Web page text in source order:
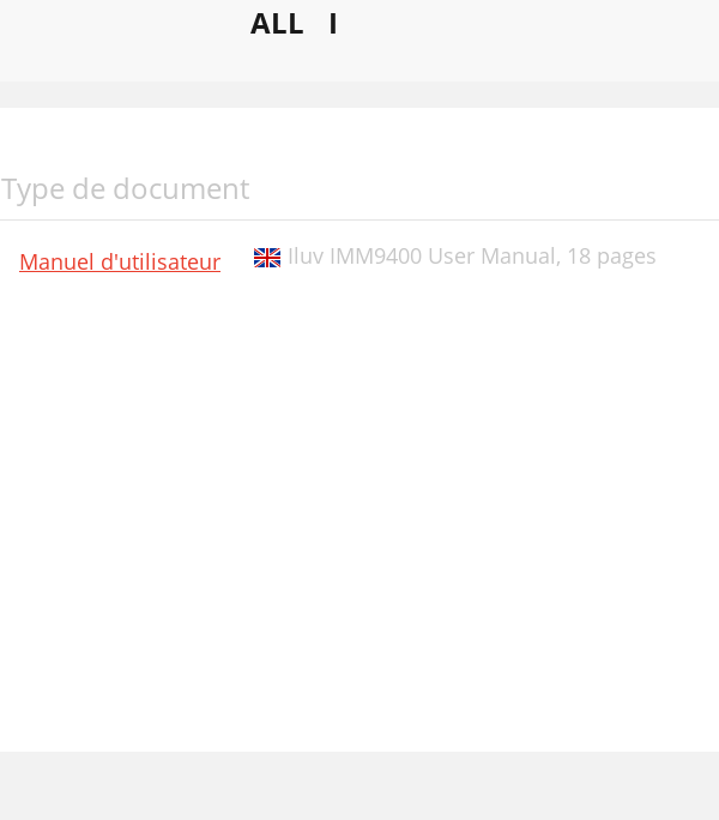
ALL I
Type de document
Manuel d'utilisateur Iluv IMM9400 User Manual, 18 pages